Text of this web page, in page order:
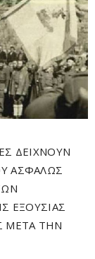
ΔΕΙΧΝΟΥΝ
ΑΣΦΑΛΩΣ
ΕΞΟΥΣΙΑΣ
ΜΕΤΑ ΤΗΝ